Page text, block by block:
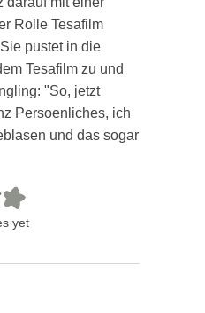
Rolle Tesafilm
pustet in die
Tesafilm zu und
"So, jetzt
Persoenliches, ich
und das sogar
yet